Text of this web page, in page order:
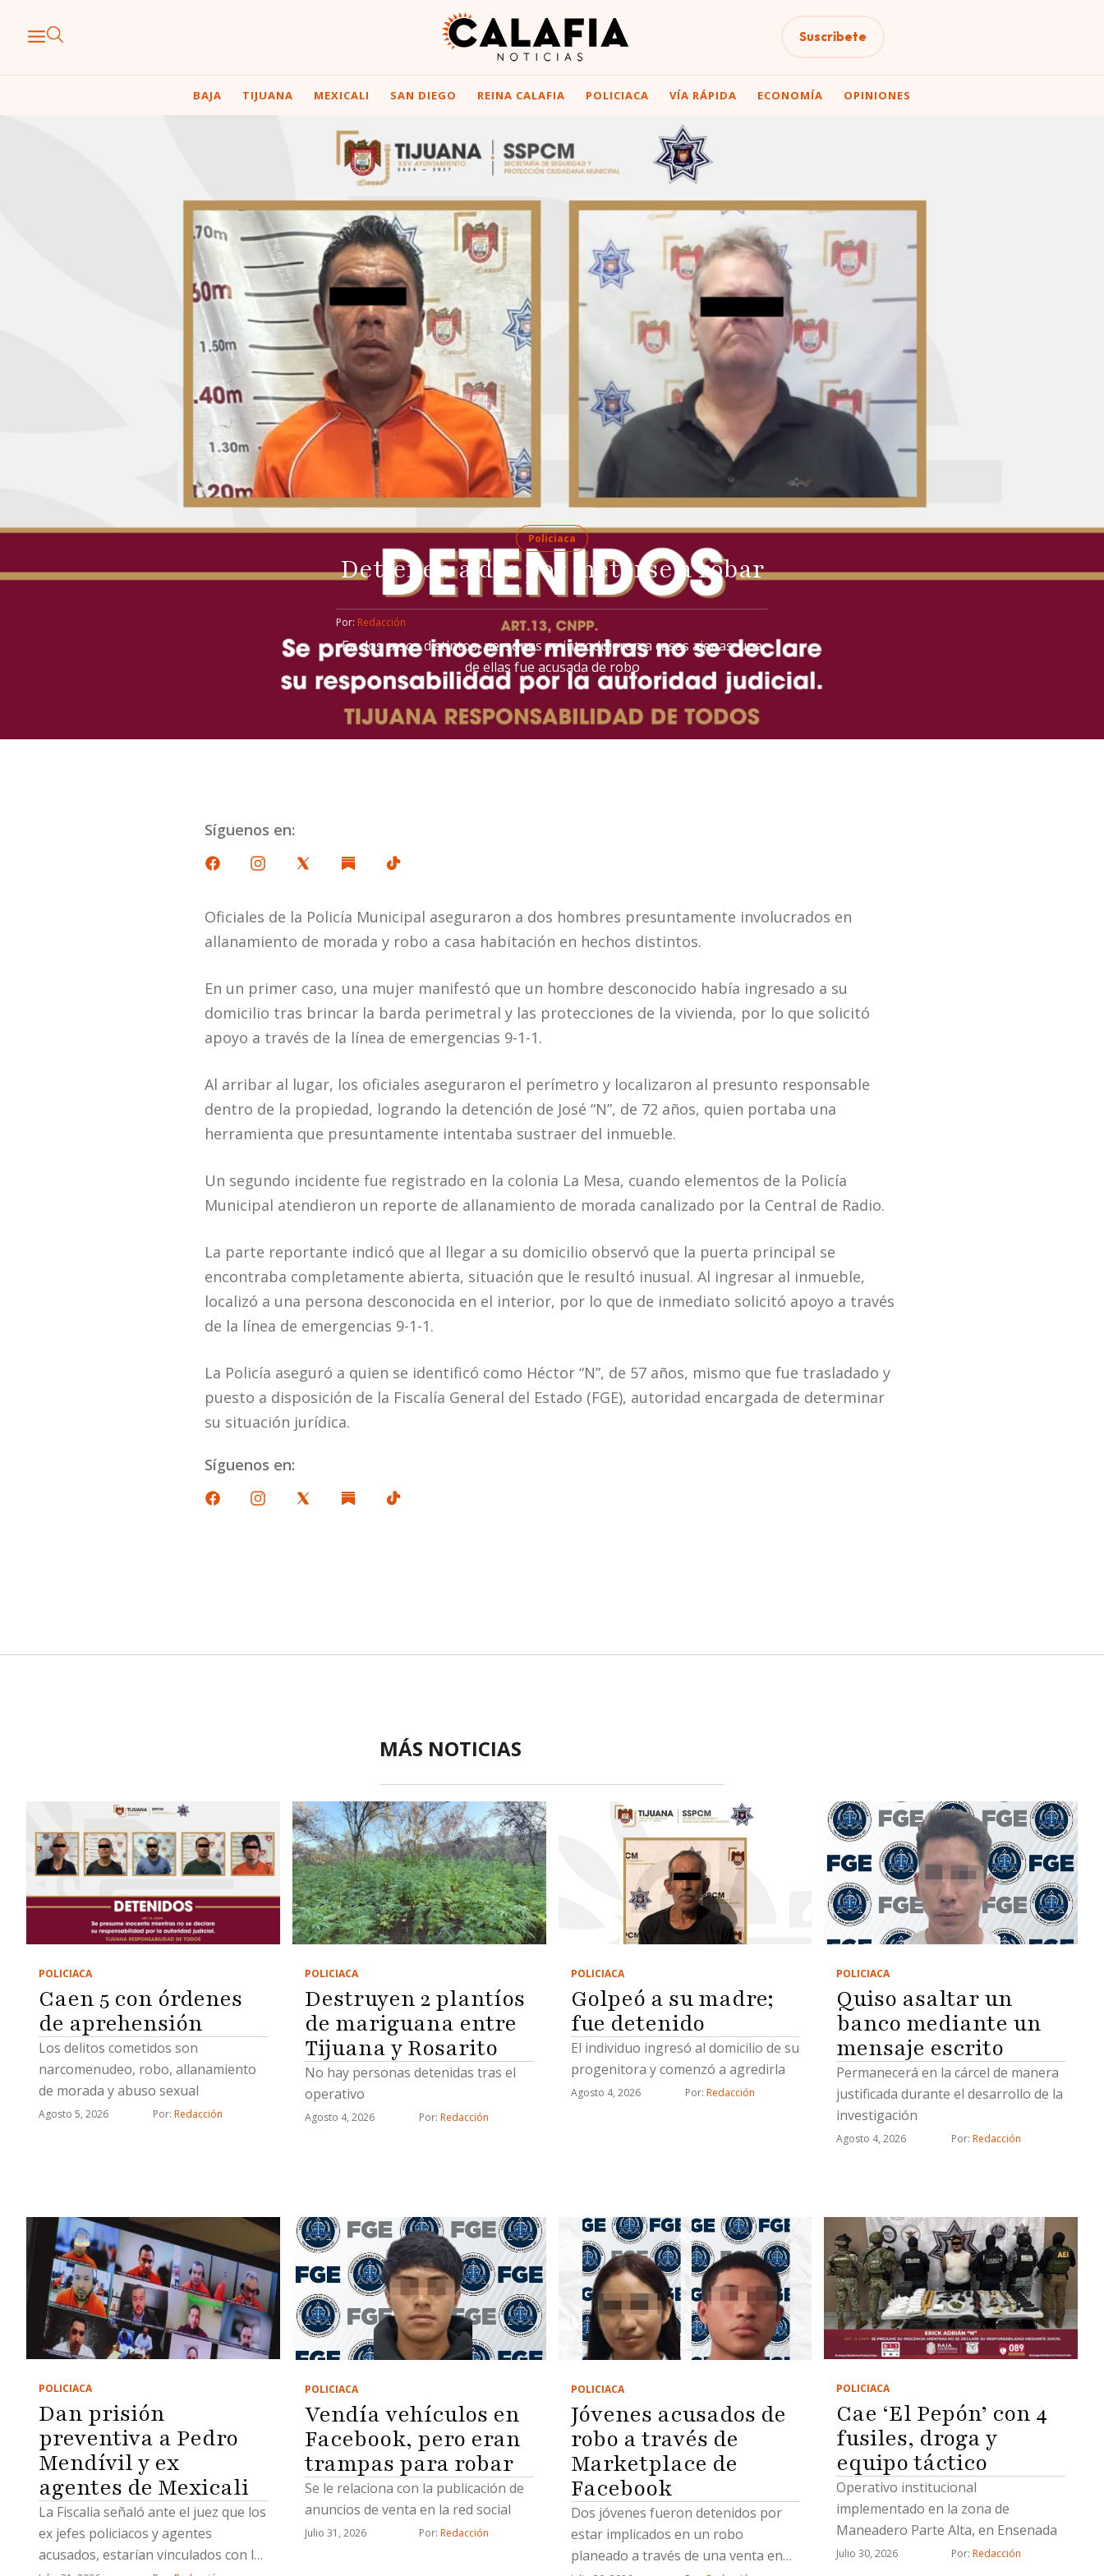
Suscríbete
BAJA TIJUANA MEXICALI SAN DIEGO REINA CALAFIA POLICIACA VÍA RÁPIDA ECONOMÍA OPINIONES
Policiaca
Detienen a dos por meterse a robar
Por: Redacción
En dos casos distintos, personas se introdujeron a casas ajenas; una
de ellas fue acusada de robo
Síguenos en:
Oficiales de la Policía Municipal aseguraron a dos hombres presuntamente involucrados en
allanamiento de morada y robo a casa habitación en hechos distintos.
En un primer caso, una mujer manifestó que un hombre desconocido había ingresado a su
domicilio tras brincar la barda perimetral y las protecciones de la vivienda, por lo que solicitó
apoyo a través de la línea de emergencias 9-1-1.
Al arribar al lugar, los oficiales aseguraron el perímetro y localizaron al presunto responsable
dentro de la propiedad, logrando la detención de José “N”, de 72 años, quien portaba una
herramienta que presuntamente intentaba sustraer del inmueble.
Un segundo incidente fue registrado en la colonia La Mesa, cuando elementos de la Policía
Municipal atendieron un reporte de allanamiento de morada canalizado por la Central de Radio.
La parte reportante indicó que al llegar a su domicilio observó que la puerta principal se
encontraba completamente abierta, situación que le resultó inusual. Al ingresar al inmueble,
localizó a una persona desconocida en el interior, por lo que de inmediato solicitó apoyo a través
de la línea de emergencias 9-1-1.
La Policía aseguró a quien se identificó como Héctor “N”, de 57 años, mismo que fue trasladado y
puesto a disposición de la Fiscalía General del Estado (FGE), autoridad encargada de determinar
su situación jurídica.
Síguenos en:
MÁS NOTICIAS
POLICIACA
Caen 5 con órdenes
de aprehensión
Los delitos cometidos son
narcomenudeo, robo, allanamiento
de morada y abuso sexual
Agosto 5, 2026 Por: Redacción
POLICIACA
Destruyen 2 plantíos
de mariguana entre
Tijuana y Rosarito
No hay personas detenidas tras el
operativo
Agosto 4, 2026 Por: Redacción
POLICIACA
Golpeó a su madre;
fue detenido
El individuo ingresó al domicilio de su
progenitora y comenzó a agredirla
Agosto 4, 2026 Por: Redacción
POLICIACA
Quiso asaltar un
banco mediante un
mensaje escrito
Permanecerá en la cárcel de manera
justificada durante el desarrollo de la
investigación
Agosto 4, 2026 Por: Redacción
POLICIACA
Dan prisión
preventiva a Pedro
Mendívil y ex
agentes de Mexicali
La Fiscalia señaló ante el juez que los
ex jefes policiacos y agentes
acusados, estarían vinculados con la
POLICIACA
Vendía vehículos en
Facebook, pero eran
trampas para robar
Se le relaciona con la publicación de
anuncios de venta en la red social
Julio 31, 2026 Por: Redacción
POLICIACA
Jóvenes acusados de
robo a través de
Marketplace de
Facebook
Dos jóvenes fueron detenidos por
estar implicados en un robo
planeado a través de una venta en
POLICIACA
Cae ‘El Pepón’ con 4
fusiles, droga y
equipo táctico
Operativo institucional
implementado en la zona de
Maneadero Parte Alta, en Ensenada
Julio 30, 2026 Por: Redacción